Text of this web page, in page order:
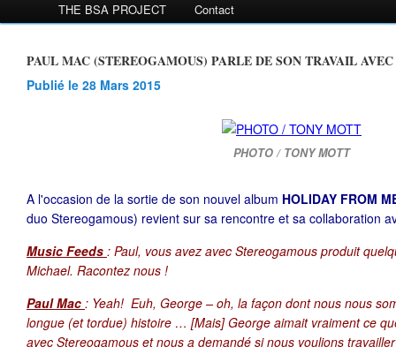
THE BSA PROJECT
Contact
PAUL MAC (STEREOGAMOUS) PARLE DE SON TRAVAIL
Publié le 28 Mars 2015
PHOTO / TONY MOTT
A l'occasion de la sortie de son nouvel album HOLIDAY FROM
duo Stereogamous) revient sur sa rencontre et sa collaboration
Music Feeds : Paul, vous avez avec Stereogamous produit
Michael. Racontez nous !
Paul Mac : Yeah! Euh, George – oh, la façon dont nous nous
longue (et tordue) histoire … [Mais] George aimait vraiment ce
avec Stereogamous et nous a demandé si nous voulions